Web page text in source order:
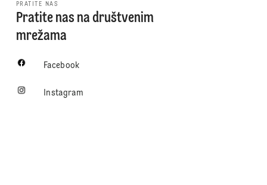
PRATITE NAS
Pratite nas na društvenim
mrežama
Facebook
Instagram